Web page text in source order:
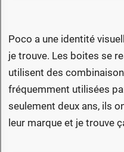
Poco a une identité
je trouve. Les boites se
utilisent des
fréquemment utilisées
seulement deux ans, ils
leur marque et je trouve